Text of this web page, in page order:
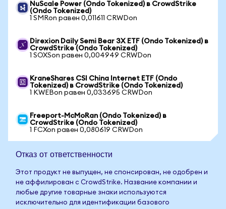
NuScale Power (Ondo Tokenized) в CrowdStrike
(Ondo Tokenized)
1 SMRon равен 0,011611 CRWDon
Direxion Daily Semi Bear 3X ETF (Ondo Tokenized) в
CrowdStrike (Ondo Tokenized)
1 SOXSon равен 0,004949 CRWDon
KraneShares CSI China Internet ETF (Ondo
Tokenized) в CrowdStrike (Ondo Tokenized)
1 KWEBon равен 0,033695 CRWDon
Freeport-McMoRan (Ondo Tokenized) в
CrowdStrike (Ondo Tokenized)
1 FCXon равен 0,080619 CRWDon
Отказ от ответственности
Этот продукт не выпущен, не спонсирован, не одобрен и
не аффилирован с CrowdStrike. Название компании и
любые другие товарные знаки используются
исключительно для идентификации базового